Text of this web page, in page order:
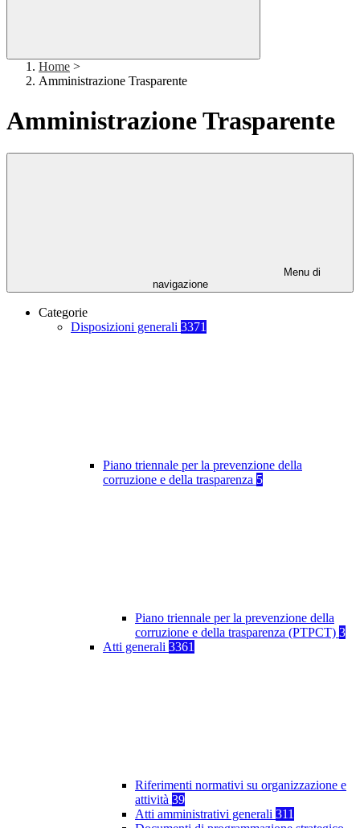
Home >
Amministrazione Trasparente
Amministrazione Trasparente
Menu di
navigazione
Categorie
Disposizioni generali 3371
Piano triennale per la prevenzione della
corruzione e della trasparenza 5
Piano triennale per la prevenzione della
corruzione e della trasparenza (PTPCT) 3
Atti generali 3361
Riferimenti normativi su organizzazione e
attività 39
Atti amministrativi generali 311